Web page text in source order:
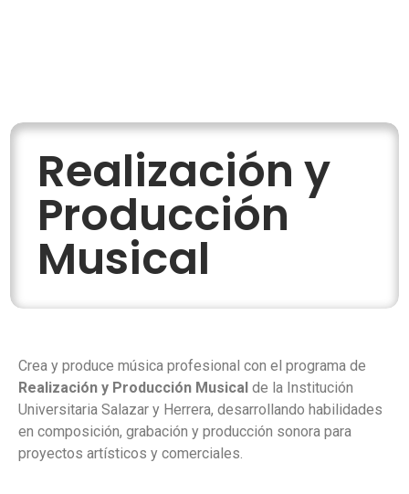
Realización y
Producción
Musical
Crea y produce música profesional con el programa de
Realización y Producción Musical de la Institución
Universitaria Salazar y Herrera, desarrollando habilidades
en composición, grabación y producción sonora para
proyectos artísticos y comerciales.